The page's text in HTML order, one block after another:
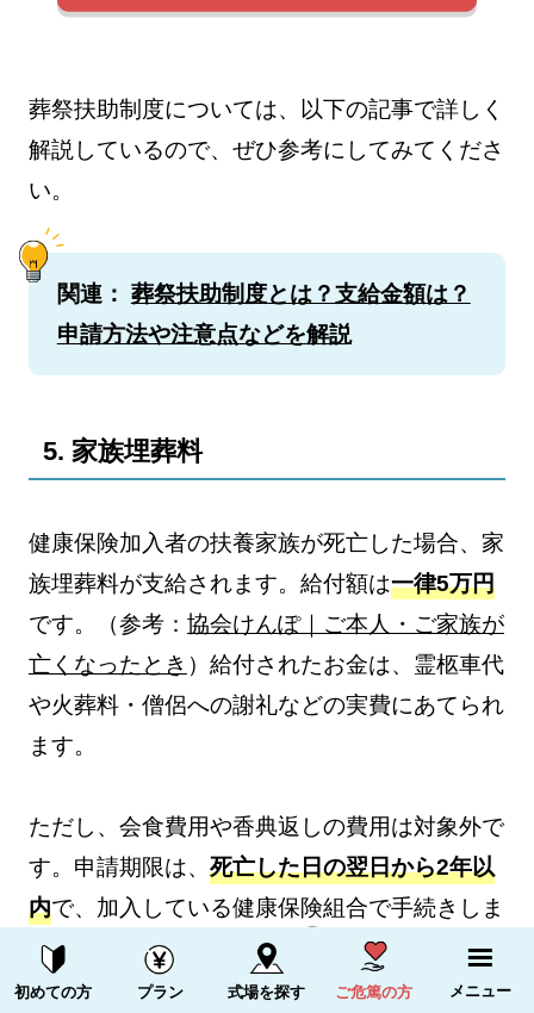
葬祭扶助制度については、以下の記事で詳しく
解説しているので、ぜひ参考にしてみてくださ
い。
関連： 葬祭扶助制度とは？支給金額は？
申請方法や注意点などを解説
5. 家族埋葬料
健康保険加入者の扶養家族が死亡した場合、家
族埋葬料が支給されます。給付額は一律5万円
です。（参考： 協会けんぽ｜ご本人・ご家族が
亡くなったとき ）給付されたお金は、霊柩車代
や火葬料・僧侶への謝礼などの実費にあてられ
ます。
ただし、会食費用や香典返しの費用は対象外で
す。申請期限は、 死亡した日の翌日から2年以
内で、加入している健康保険組合で手続きしま
す。
資料請求する
電話をかける
初めての方 プラン 式場を探す ご危篤の方 メニュー